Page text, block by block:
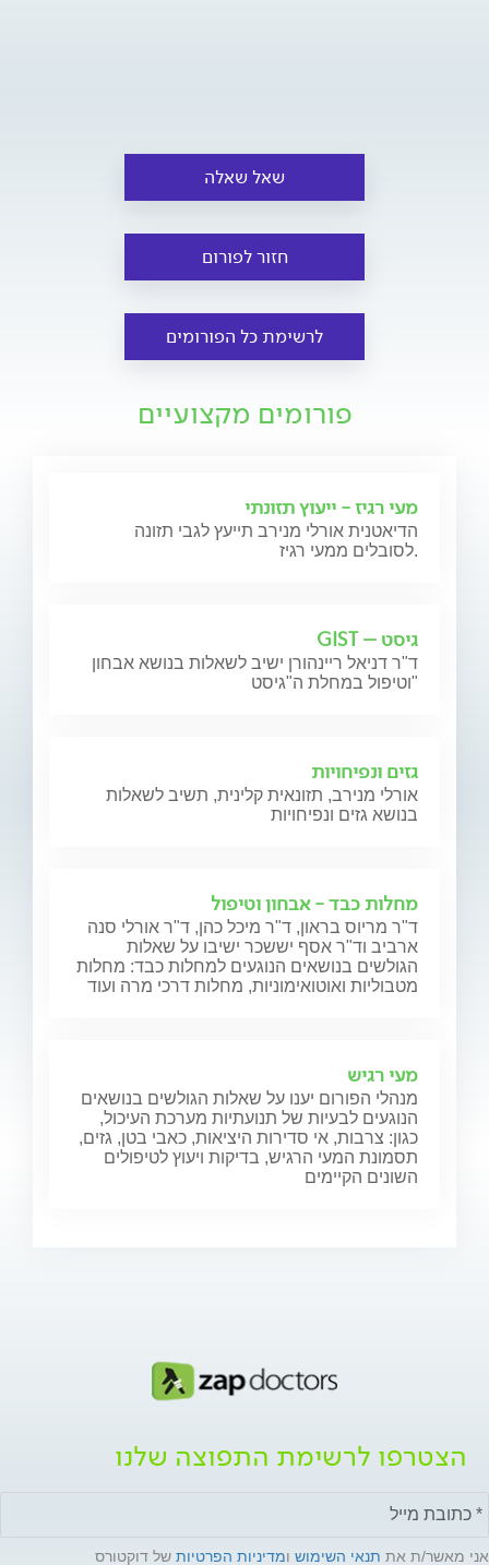
שאל שאלה
חזור לפורום
לרשימת כל הפורומים
פורומים מקצועיים
מעי רגיז - ייעוץ תזונתי
הדיאטנית אורלי מנירב תייעץ לגבי תזונה
לסובלים ממעי רגיז.
גיסט – GIST
ד"ר דניאל ריינהורן ישיב לשאלות בנושא אבחון
וטיפול במחלת ה"גיסט"
גזים ונפיחויות
אורלי מנירב, תזונאית קלינית, תשיב לשאלות
בנושא גזים ונפיחויות
מחלות כבד - אבחון וטיפול
ד"ר מריוס בראון, ד"ר מיכל כהן, ד"ר אורלי סנה
ארביב וד"ר אסף יששכר ישיבו על שאלות
הגולשים בנושאים הנוגעים למחלות כבד: מחלות
מטבוליות ואוטואימוניות, מחלות דרכי מרה ועוד
מעי רגיש
מנהלי הפורום יענו על שאלות הגולשים בנושאים
הנוגעים לבעיות של תנועתיות מערכת העיכול,
כגון: צרבות, אי סדירות היציאות, כאבי בטן, גזים,
תסמונת המעי הרגיש, בדיקות ויעוץ לטיפולים
השונים הקיימים
הצטרפו לרשימת התפוצה שלנו
אני מאשר/ת את תנאי השימוש ומדיניות הפרטיות של דוקטורס